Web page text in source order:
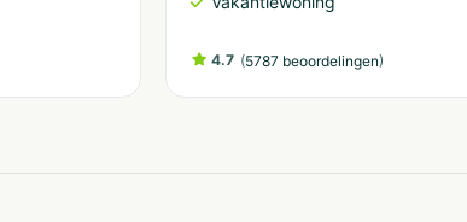
4.7 (5787 beoordelingen)